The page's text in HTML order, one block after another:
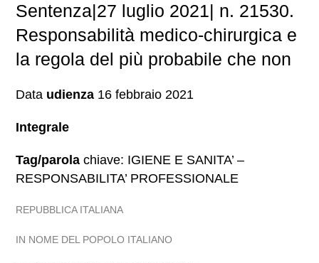
Sentenza|27 luglio 2021| n. 21530.
Responsabilità medico-chirurgica e
la regola del più probabile che non
Data udienza 16 febbraio 2021
Integrale
Tag/parola chiave: IGIENE E SANITA’ –
RESPONSABILITA’ PROFESSIONALE
REPUBBLICA ITALIANA
IN NOME DEL POPOLO ITALIANO